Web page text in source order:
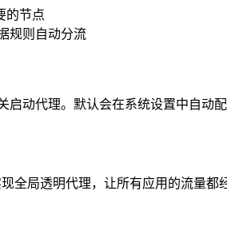
的节点
规则自动分流
动代理。默认会在系统设置中自动
全局透明代理，让所有应用的流量都